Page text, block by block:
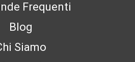
Frequenti
Blog
Siamo